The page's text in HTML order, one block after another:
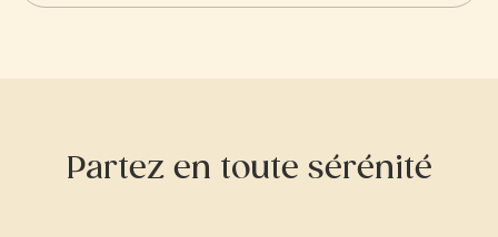
Partez en toute sérénité